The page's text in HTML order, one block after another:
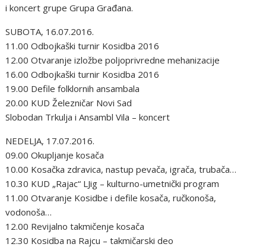
i koncert grupe Grupa Građana.
SUBOTA, 16.07.2016.
11.00 Odbojkaški turnir Kosidba 2016
12.00 Otvaranje izložbe poljoprivredne mehanizacije
16.00 Odbojkaški turnir Kosidba 2016
19.00 Defile folklornih ansambala
20.00 KUD Železničar Novi Sad
Slobodan Trkulja i Ansambl Vila – koncert
NEDELJA, 17.07.2016.
09.00 Okupljanje kosača
10.00 Kosačka zdravica, nastup pevača, igrača, trubača…
10.30 KUD „Rajac“ LJig – kulturno-umetnički program
11.00 Otvaranje Kosidbe i defile kosača, ručkonoša,
vodonoša…
12.00 Revijalno takmičenje kosača
12.30 Kosidba na Rajcu – takmičarski deo